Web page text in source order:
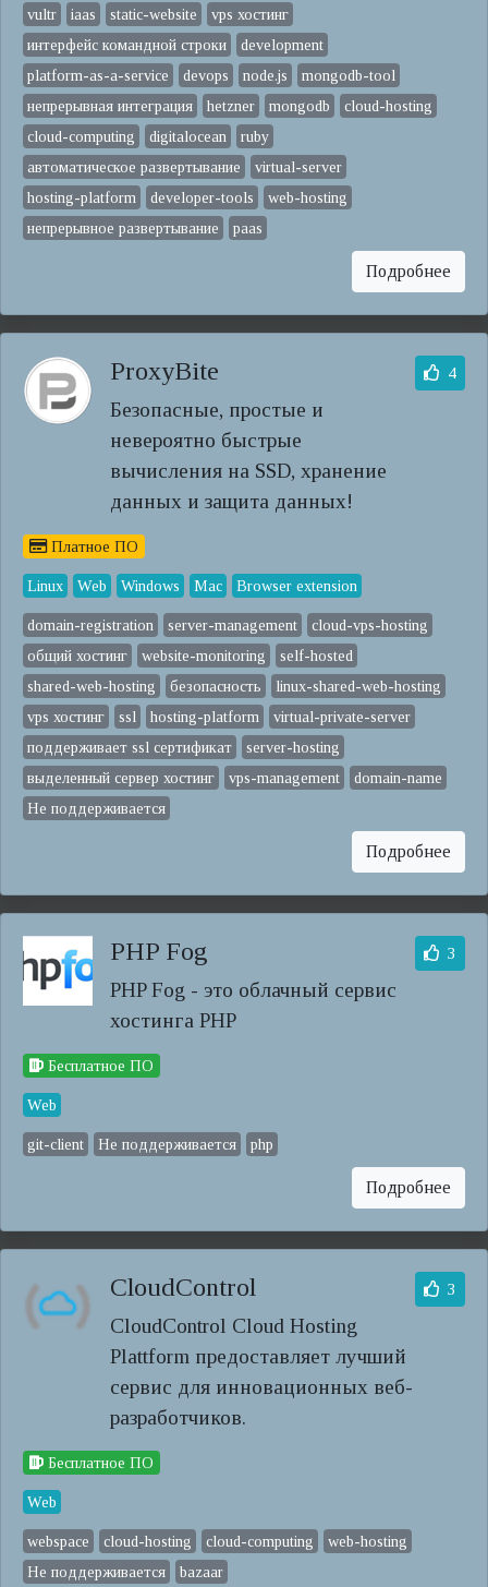
vultr iaas static-website
vps хостинг
интерфейс командной строки
development
platform-as-a-service
devops node.js
mongodb-tool
непрерывная интеграция
hetzner mongodb
cloud-hosting
cloud-computing
digitalocean
ruby
автоматическое развертывание
virtual-server
hosting-platform
developer-tools
web-hosting
непрерывное развертывание
paas
Подробнее
ProxyBite
Безопасные, простые и
невероятно быстрые
вычисления на SSD, хранение
данных и защита данных!
4
Платное ПО
Linux Web Windows Mac Browser extension
domain-registration server-management
cloud-vps-hosting
общий хостинг
website-monitoring
self-hosted
shared-web-hosting
безопасность
linux-shared-web-hosting
vps хостинг
ssl hosting-platform
virtual-private-server
поддерживает ssl сертификат
server-hosting
выделенный сервер хостинг
vps-management
domain-name
Не поддерживается
Подробнее
PHP Fog
PHP Fog - это облачный сервис
хостинга PHP
3
Бесплатное ПО
Web
git-client Не поддерживается php
Подробнее
CloudControl
CloudControl Cloud Hosting
Plattform предоставляет лучший
сервис для инновационных веб-
разработчиков.
3
Бесплатное ПО
Web
webspace cloud-hosting cloud-computing
web-hosting
Не поддерживается
bazaar